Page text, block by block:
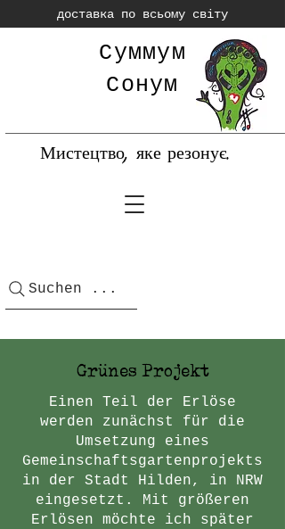
доставка по всьому світу
Мистецтво, яке резонує.
Суммум
Сонум
Suchen ...
Grünes Projekt
Einen Teil der Erlöse
werden zunächst für die
Umsetzung eines
Gemeinschaftsgartenprojekts
in der Stadt Hilden, in NRW
eingesetzt. Mit größeren
Erlösen möchte ich später